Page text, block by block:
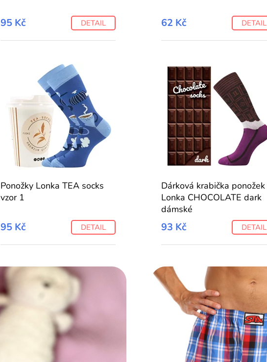
95 Kč DETAIL 62 Kč DETAIL
Ponožky Lonka TEA socks
vzor 1
95 Kč DETAIL
Dárková krabička ponožek
Lonka CHOCOLATE dark
dámské
93 Kč DETAIL